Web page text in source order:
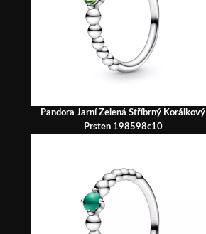
Pandora Jarní Zelená Stříbrný Korálkový
Prsten 198598c10